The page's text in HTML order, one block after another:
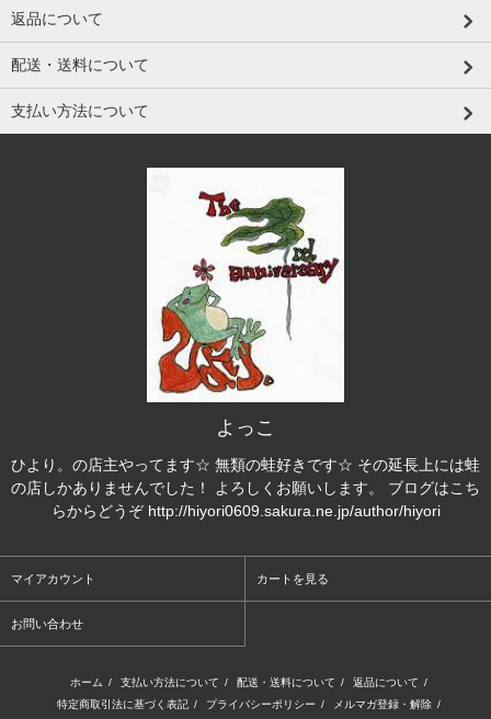
返品について
配送・送料について
支払い方法について
よっこ
ひより。の店主やってます☆ 無類の蛙好きです☆ その延長上には蛙
の店しかありませんでした！ よろしくお願いします。 ブログはこち
らからどうぞ http://hiyori0609.sakura.ne.jp/author/hiyori
マイアカウント カートを見る
お問い合わせ
ホーム / 支払い方法について / 配送・送料について / 返品について /
特定商取引法に基づく表記 / プライバシーポリシー / メルマガ登録・解除 /